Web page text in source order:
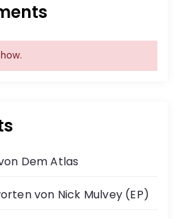
Dem Atlas
von Nick Mulvey (EP)